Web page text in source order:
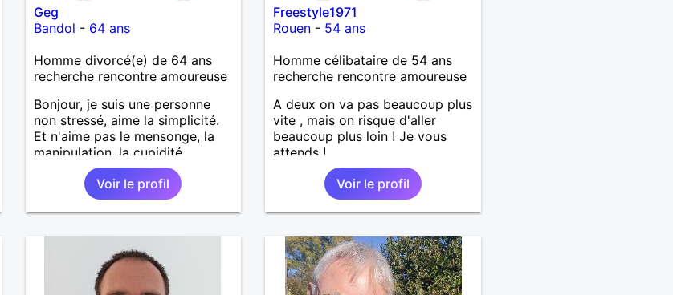
Geg
Bandol - 64 ans
Homme divorcé(e) de 64 ans
recherche rencontre amoureuse
Bonjour, je suis une personne
non stressé, aime la simplicité.
Et n'aime pas le mensonge, la
manipulation, la cupidité,.........
Aime se promener au bord de la
plage main ✋ dans la main.
avec leurs anecdotes. Sans
oublier la famille. Si une femme
ce reconnaît qu'elle
communique avec moi.
Voir le profil
Freestyle1971
Rouen - 54 ans
Homme célibataire de 54 ans
recherche rencontre amoureuse
A deux on va pas beaucoup plus
vite , mais on risque d'aller
beaucoup plus loin ! Je vous
attends !
Voir le profil